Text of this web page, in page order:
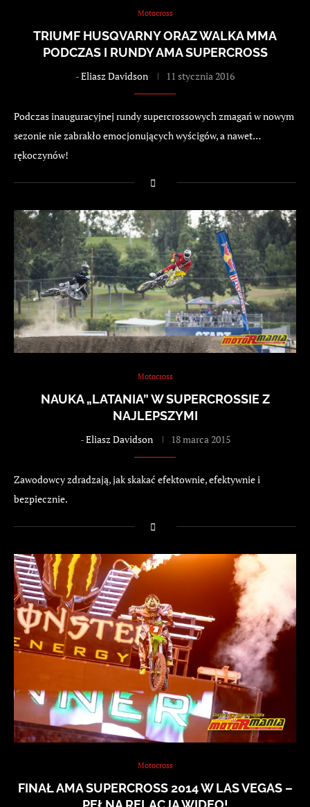
Motocross
TRIUMF HUSQVARNY ORAZ WALKA MMA
PODCZAS I RUNDY AMA SUPERCROSS
-Eliasz Davidson 11 stycznia 2016
Podczas inauguracyjnej rundy supercrossowych zmagań w nowym
sezonie nie zabrakło emocjonujących wyścigów, a nawet…
rękoczynów!
Motocross
NAUKA „LATANIA” W SUPERCROSSIE Z
NAJLEPSZYMI
-Eliasz Davidson 18 marca 2015
Zawodowcy zdradzają, jak skakać efektownie, efektywnie i
bezpiecznie.
Motocross
FINAŁ AMA SUPERCROSS 2014 W LAS VEGAS –